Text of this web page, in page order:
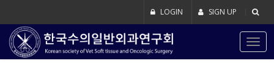
LOGIN SIGN UP